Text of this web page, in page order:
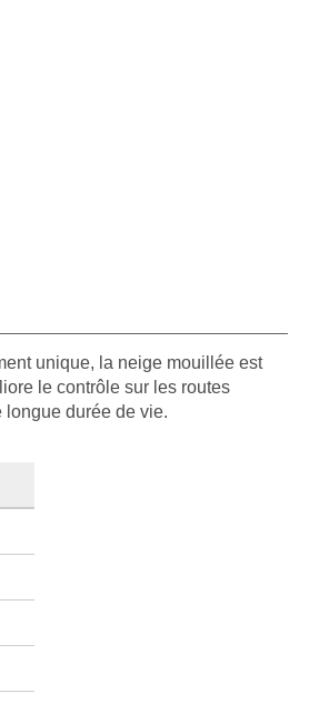
unique, la neige mouillée est
le contrôle sur les routes
durée de vie.